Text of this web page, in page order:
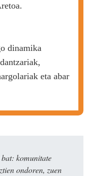
dinamika
eta abar
komunitate
ondoren, zuen